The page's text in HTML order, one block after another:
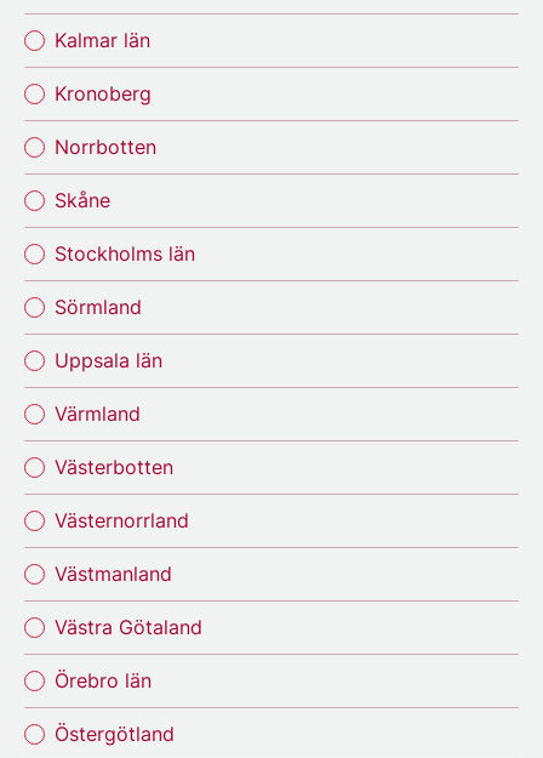
Kalmar län
Kronoberg
Norrbotten
Skåne
Stockholms län
Sörmland
Uppsala län
Värmland
Västerbotten
Västernorrland
Västmanland
Västra Götaland
Örebro län
Östergötland